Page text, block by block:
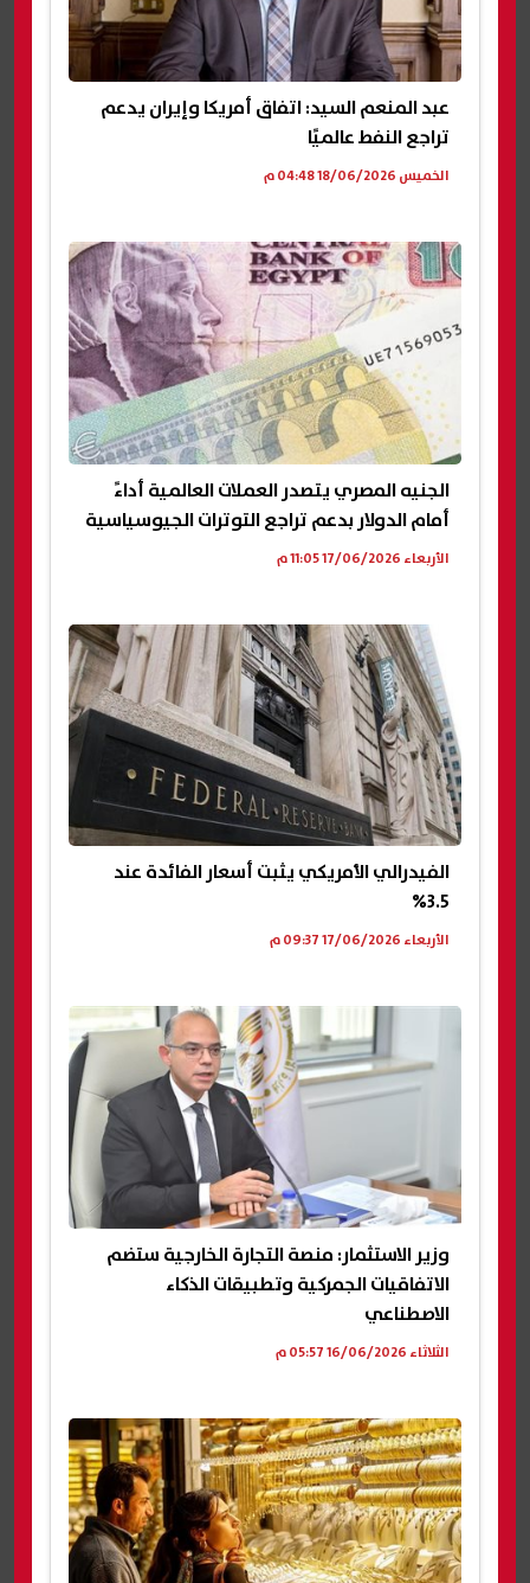
عبد المنعم السيد: اتفاق أمريكا وإيران يدعم
تراجع النفط عالميًا
الخميس 18/06/2026 04:48 م
الجنيه المصري يتصدر العملات العالمية أداءً
أمام الدولار بدعم تراجع التوترات الجيوسياسية
الأربعاء 17/06/2026 11:05 م
الفيدرالي الأمريكي يثبت أسعار الفائدة عند
3.5%
الأربعاء 17/06/2026 09:37 م
وزير الاستثمار: منصة التجارة الخارجية ستضم
الاتفاقيات الجمركية وتطبيقات الذكاء
الاصطناعي
الثلاثاء 16/06/2026 05:57 م